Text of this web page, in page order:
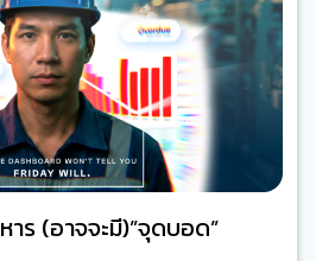
ร (อาจจะมี)”จุดบอด”